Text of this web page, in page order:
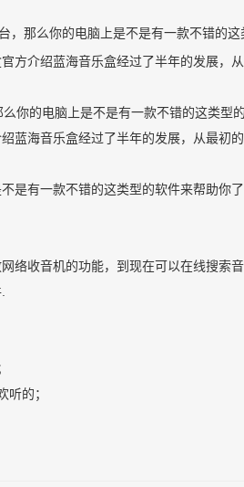
，那么你的电脑上是不是有一款不错的
方介绍蓝海音乐盒经过了半年的发展，
你的电脑上是不是有一款不错的这类型
蓝海音乐盒经过了半年的发展，从最初
是有一款不错的这类型的软件来帮助你
络收音机的功能，到现在可以在线搜索
的；